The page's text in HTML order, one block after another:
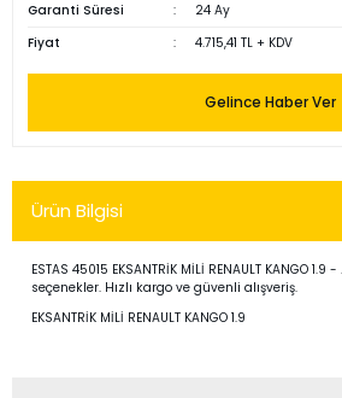
Garanti Süresi
24 Ay
Fiyat
4.715,41 TL + KDV
Gelince Haber Ver
Ürün Bilgisi
ESTAS 45015 EKSANTRİK MİLİ RENAULT KANGO
seçenekler. Hızlı kargo ve güvenli alışveriş.
EKSANTRİK MİLİ RENAULT KANGO 1.9